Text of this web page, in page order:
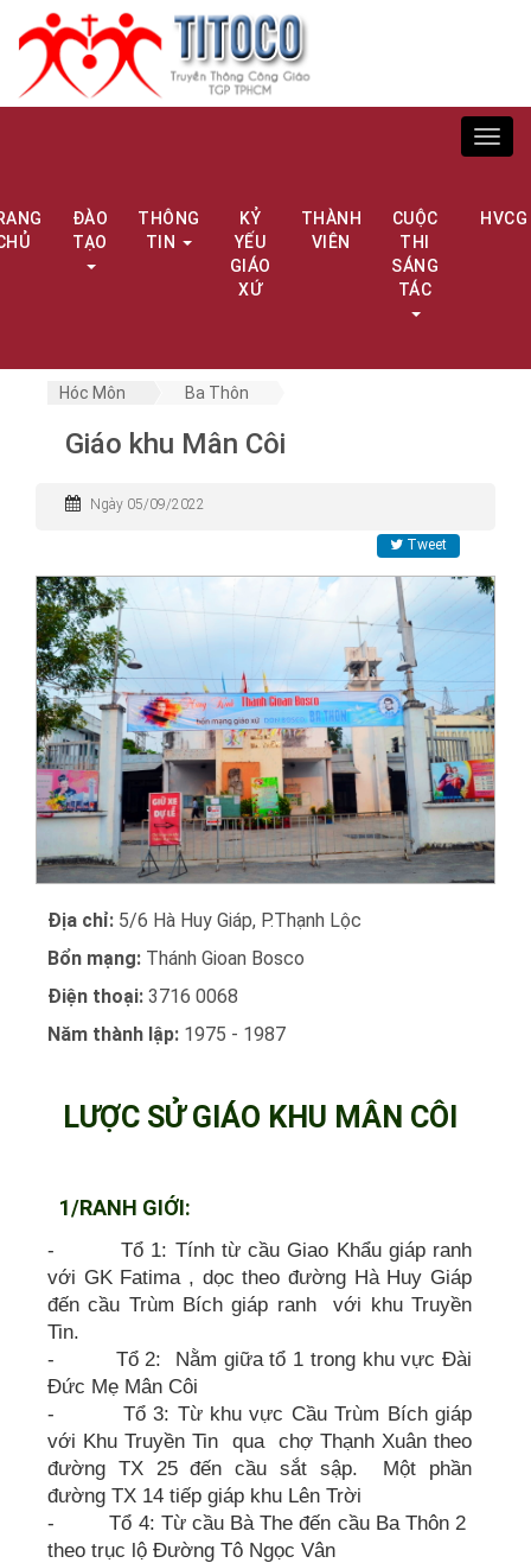
ĐÀO
TẠO
THÔNG
TIN
KỶ
YẾU
GIÁO
XỨ
THÀNH
VIÊN
CUỘC
THI
SÁNG
TÁC
HVCG
Hóc Môn Ba Thôn
Giáo khu Mân Côi
Ngày 05/09/2022
Tweet
Địa chỉ: 5/6 Hà Huy Giáp, P.Thạnh Lộc
Bổn mạng: Thánh Gioan Bosco
Điện thoại: 3716 0068
Năm thành lập: 1975 - 1987
LƯỢC SỬ GIÁO KHU MÂN CÔI
1/RANH GIỚI:
- Tổ 1: Tính từ cầu Giao Khẩu giáp ranh
với GK Fatima , dọc theo đường Hà Huy Giáp
đến cầu Trùm Bích giáp ranh với khu Truyền
Tin.
- Tổ 2: Nằm giữa tổ 1 trong khu vực Đài
Đức Mẹ Mân Côi
- Tổ 3: Từ khu vực Cầu Trùm Bích giáp
với Khu Truyền Tin qua chợ Thạnh Xuân theo
đường TX 25 đến cầu sắt sập. Một phần
đường TX 14 tiếp giáp khu Lên Trời
- Tổ 4: Từ cầu Bà The đến cầu Ba Thôn 2
theo trục lộ Đường Tô Ngọc Vân